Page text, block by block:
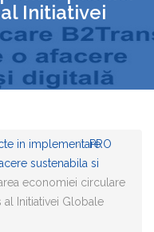
Initiativei
in implementarePRO
sustenabila si
economiei circulare
Initiativei Globale